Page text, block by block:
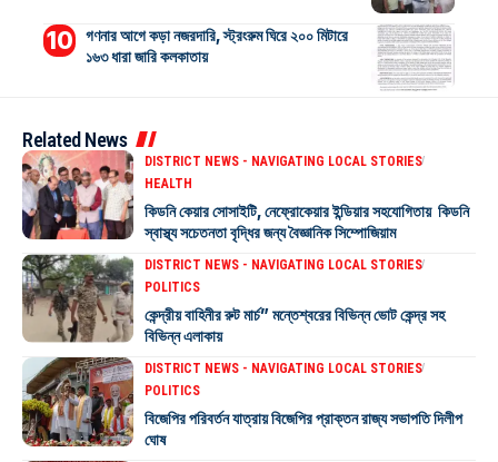
গণনার আগে কড়া নজরদারি, স্ট্রংরুম ঘিরে ২০০ মিটারে
১৬৩ ধারা জারি কলকাতায়
Related News
DISTRICT NEWS - NAVIGATING LOCAL STORIES
HEALTH
কিডনি কেয়ার সোসাইটি, নেফ্রোকেয়ার ইন্ডিয়ার সহযোগিতায় কিডনি
স্বাস্থ্য সচেতনতা বৃদ্ধির জন্য বৈজ্ঞানিক সিম্পোজিয়াম
DISTRICT NEWS - NAVIGATING LOCAL STORIES
POLITICS
কেন্দ্রীয় বাহিনীর রুট মার্চ” মন্তেশ্বরের বিভিন্ন ভোট কেন্দ্র সহ
বিভিন্ন এলাকায়
DISTRICT NEWS - NAVIGATING LOCAL STORIES
POLITICS
বিজেপির পরিবর্তন যাত্রায় বিজেপির প্রাক্তন রাজ্য সভাপতি দিলীপ
ঘোষ